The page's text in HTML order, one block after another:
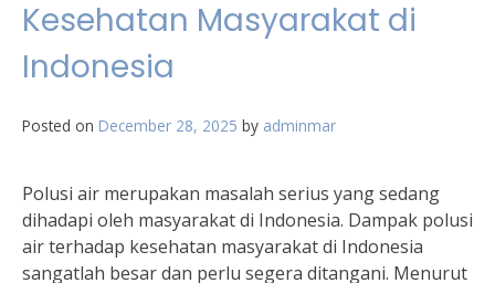
Kesehatan Masyarakat di
Indonesia
Posted on December 28, 2025 by adminmar
Polusi air merupakan masalah serius yang sedang
dihadapi oleh masyarakat di Indonesia. Dampak polusi
air terhadap kesehatan masyarakat di Indonesia
sangatlah besar dan perlu segera ditangani. Menurut